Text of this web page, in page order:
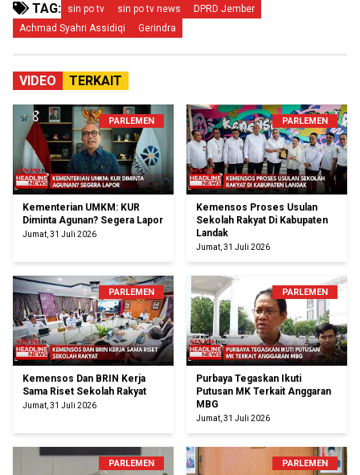
TAG: sin po tv sin po tv news
DPRD Jember
Achmad Syahri Assidiqi
Gerindra
VIDEO TERKAIT
PARLEMEN
Kementerian UMKM: KUR
Diminta Agunan? Segera Lapor
Jumat, 31 Juli 2026
PARLEMEN
Kemensos Proses Usulan
Sekolah Rakyat Di Kabupaten
Landak
Jumat, 31 Juli 2026
PARLEMEN
Kemensos Dan BRIN Kerja
Sama Riset Sekolah Rakyat
Jumat, 31 Juli 2026
PARLEMEN
Purbaya Tegaskan Ikuti
Putusan MK Terkait Anggaran
MBG
Jumat, 31 Juli 2026
PARLEMEN PARLEMEN